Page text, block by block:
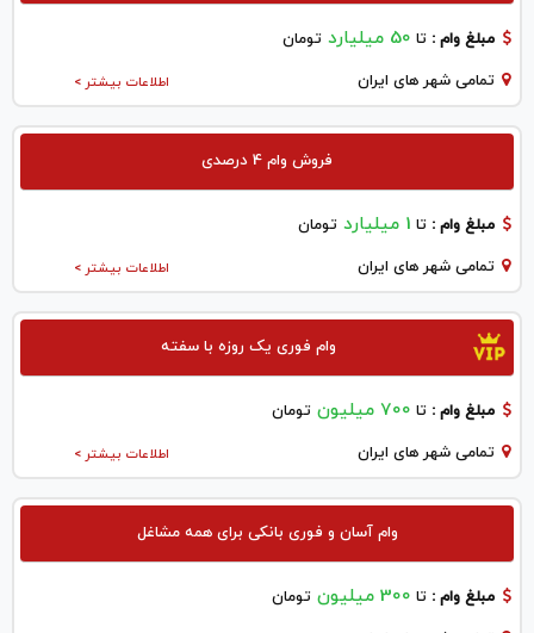
مبلغ وام : تا 50 میلیارد تومان
اطلاعات بیشتر > تمامی شهر های ایران
فروش وام 4 درصدی
مبلغ وام : تا 1 میلیارد تومان
اطلاعات بیشتر > تمامی شهر های ایران
وام فوری یک روزه با سفته
مبلغ وام : تا 700 میلیون تومان
اطلاعات بیشتر > تمامی شهر های ایران
وام آسان و فوری بانکی برای همه مشاغل
مبلغ وام : تا 300 میلیون تومان